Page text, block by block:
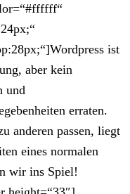
ist
aber kein
und
erraten.
anderen passen, liegt
eines normalen
wir ins Spiel!